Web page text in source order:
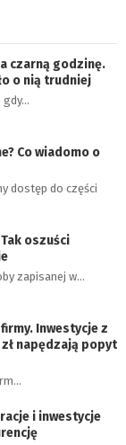
czarną godzinę.
o nią trudniej
gdy…
Co wiadomo o
dostęp do części
oszuści
zapisanej w…
Inwestycje z
napędzają popyt
i inwestycje